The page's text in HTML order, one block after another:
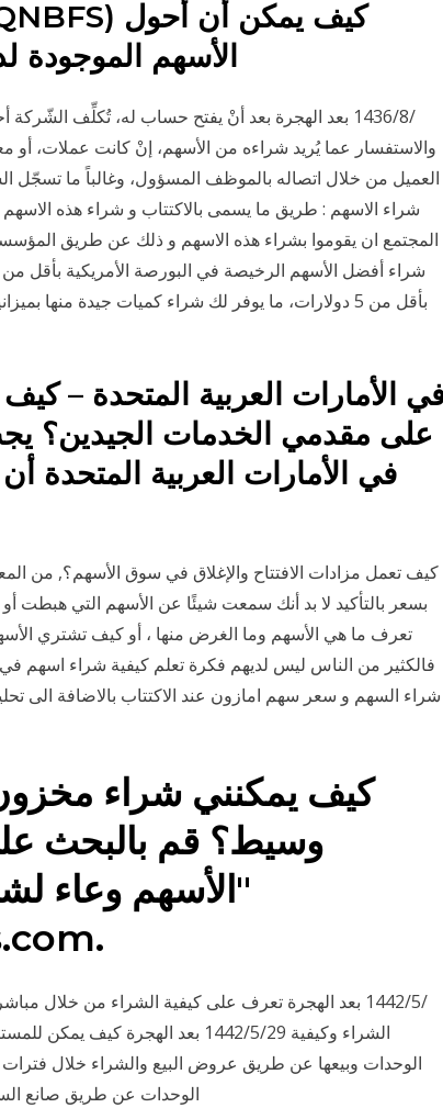
الأسهم
والاستفسار عما يُريد شراءه من الأسهم، إنْ كانت عملات، أو
العميل من خلال اتصاله بالموظف المسؤول، وغالباً ما تسجّل
شراء الاسهم : طريق ما يسمى بالاكتتاب و شراء هذه
المجتمع ان يقوموا بشراء هذه الاسهم و ذلك عن طريق
على مقدمي الخدمات الجيدين؟
كيف تعمل مزادات الافتتاح والإغلاق في سوق الأسهم؟, من
بسعر بالتأكيد لا بد أنك سمعت شيئًا عن الأسهم التي هبطت
تعرف ما هي الأسهم وما الغرض منها ، أو كيف تشتري
فالكثير من الناس ليس لديهم فكرة تعلم كيفية شراء
شراء السهم و سعر سهم امازون عند الاكتتاب بالاضافة الى
كيف يمكنني شراء
وسيط؟ قم بالبحث
"الأسهم وعاء
الشراء وكيفية 29‏‏/5‏‏/1442 بعد
الوحدات وبيعها عن طريق عروض البيع والشراء خلال
الوحدات عن طريق صانع السوق أو أي